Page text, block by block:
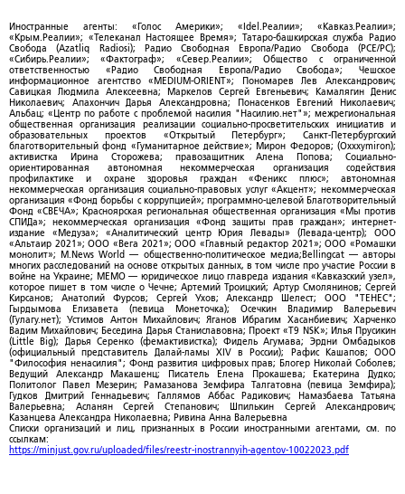
Иностранные агенты: «Голос Америки»; «Idel.Реалии»; «Кавказ.Реалии»;
«Крым.Реалии»; «Телеканал Настоящее Время»; Татаро-башкирская служба Радио
Свобода (Azatliq Radiosi); Радио Свободная Европа/Радио Свобода (PCE/PC);
«Сибирь.Реалии»; «Фактограф»; «Север.Реалии»; Общество с ограниченной
ответственностью «Радио Свободная Европа/Радио Свобода»; Чешское
информационное агентство «MEDIUM-ORIENT»; Пономарев Лев Александрович;
Савицкая Людмила Алексеевна; Маркелов Сергей Евгеньевич; Камалягин Денис
Николаевич; Апахончич Дарья Александровна; Понасенков Евгений Николаевич;
Альбац; «Центр по работе с проблемой насилия "Насилию.нет"»; межрегиональная
общественная организация реализации социально-просветительских инициатив и
образовательных проектов «Открытый Петербург»; Санкт-Петербургский
благотворительный фонд «Гуманитарное действие»; Мирон Федоров; (Oxxxymiron);
активистка Ирина Сторожева; правозащитник Алена Попова; Социально-
ориентированная автономная некоммерческая организация содействия
профилактике и охране здоровья граждан «Феникс плюс»; автономная
некоммерческая организация социально-правовых услуг «Акцент»; некоммерческая
организация «Фонд борьбы с коррупцией»; программно-целевой Благотворительный
Фонд «СВЕЧА»; Красноярская региональная общественная организация «Мы против
СПИДа»; некоммерческая организация «Фонд защиты прав граждан»; интернет-
издание «Медуза»; «Аналитический центр Юрия Левады» (Левада-центр); ООО
«Альтаир 2021»; ООО «Вега 2021»; ООО «Главный редактор 2021»; ООО «Ромашки
монолит»; M.News World — общественно-политическое медиа;Bellingcat — авторы
многих расследований на основе открытых данных, в том числе про участие России в
войне на Украине; МЕМО — юридическое лицо главреда издания «Кавказский узел»,
которое пишет в том числе о Чечне; Артемий Троицкий; Артур Смолянинов; Сергей
Кирсанов; Анатолий Фурсов; Сергей Ухов; Александр Шелест; ООО "ТЕНЕС";
Гырдымова Елизавета (певица Монеточка); Осечкин Владимир Валерьевич
(Гулагу.нет); Устимов Антон Михайлович; Яганов Ибрагим Хасанбиевич; Харченко
Вадим Михайлович; Беседина Дарья Станиславовна; Проект «T9 NSK»; Илья Прусикин
(Little Big); Дарья Серенко (фемактивистка); Фидель Агумава; Эрдни Омбадыков
(официальный представитель Далай-ламы XIV в России); Рафис Кашапов; ООО
"Философия ненасилия"; Фонд развития цифровых прав; Блогер Николай Соболев;
Ведущий Александр Макашенц; Писатель Елена Прокашева; Екатерина Дудко;
Политолог Павел Мезерин; Рамазанова Земфира Талгатовна (певица Земфира);
Гудков Дмитрий Геннадьевич; Галлямов Аббас Радикович; Намазбаева Татьяна
Валерьевна; Асланян Сергей Степанович; Шпилькин Сергей Александрович;
Казанцева Александра Николаевна; Ривина Анна Валерьевна
Списки организаций и лиц, признанных в России иностранными агентами, см. по
ссылкам:
https://minjust.gov.ru/uploaded/files/reestr-inostrannyih-agentov-10022023.pdf